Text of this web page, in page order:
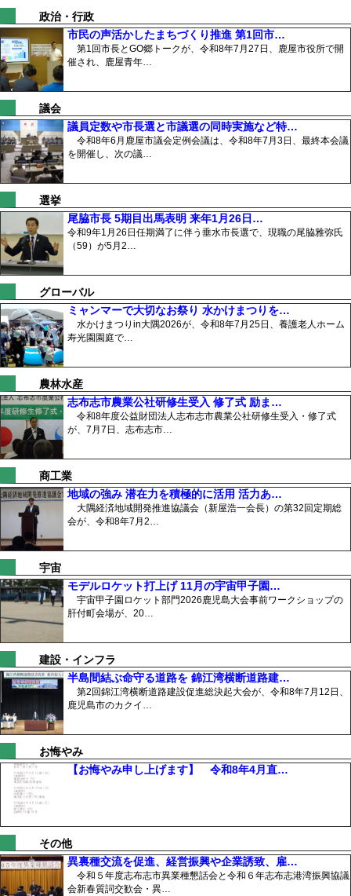
政治・行政
市民の声活かしたまちづくり推進 第1回市…
第1回市長とGO郷トークが、令和8年7月27日、鹿屋市役所で開
催され、鹿屋青年…
議会
議員定数や市長選と市議選の同時実施など特…
令和8年6月鹿屋市議会定例会議は、令和8年7月3日、最終本会議
を開催し、次の議…
選挙
尾脇市長 5期目出馬表明 来年1月26日…
令和9年1月26日任期満了に伴う垂水市長選で、現職の尾脇雅弥氏
（59）が5月2…
グローバル
ミャンマーで大切なお祭り 水かけまつりを…
水かけまつりin大隅2026が、令和8年7月25日、養護老人ホーム
寿光園園庭で…
農林水産
志布志市農業公社研修生受入 修了式 励ま…
令和8年度公益財団法人志布志市農業公社研修生受入・修了式
が、7月7日、志布志市…
商工業
地域の強み 潜在力を積極的に活用 活力あ…
大隅経済地域開発推進協議会（新屋浩一会長）の第32回定期総
会が、令和8年7月2…
宇宙
モデルロケット打上げ 11月の宇宙甲子園…
宇宙甲子園ロケット部門2026鹿児島大会事前ワークショップの
肝付町会場が、20…
建設・インフラ
半島間結ぶ命守る道路を 錦江湾横断道路建…
第2回錦江湾横断道路建設促進総決起大会が、令和8年7月12日、
鹿児島市のカクイ…
お悔やみ
【お悔やみ申し上げます】 令和8年4月直…
その他
異裏種交流を促進、経営振興や企業誘致、雇…
令和５年度志布志市異業種懇話会と令和６年志布志港湾振興協議
会新春質詞交歓会・異…